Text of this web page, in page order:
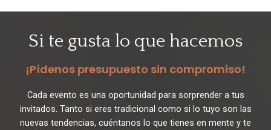
Si te gusta lo que hacemos
¡Pídenos presupuesto sin compromiso!
Cada evento es una oportunidad para sorprender a tus
invitados. Tanto si eres tradicional como si lo tuyo son las
nuevas tendencias, cuéntanos lo que tienes en mente y te